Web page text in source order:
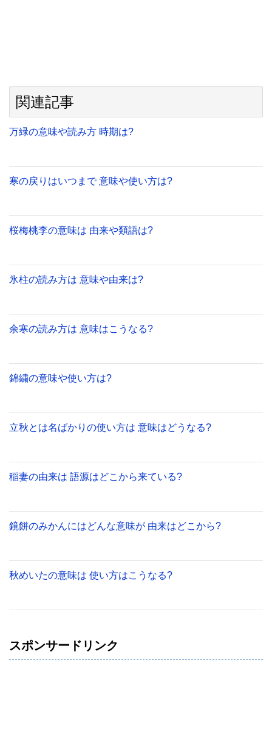
関連記事
万緑の意味や読み方 時期は?
寒の戻りはいつまで 意味や使い方は?
桜梅桃李の意味は 由来や類語は?
氷柱の読み方は 意味や由来は?
余寒の読み方は 意味はこうなる?
錦繍の意味や使い方は?
立秋とは名ばかりの使い方は 意味はどうなる?
稲妻の由来は 語源はどこから来ている?
鏡餅のみかんにはどんな意味が 由来はどこから?
秋めいたの意味は 使い方はこうなる?
スポンサードリンク